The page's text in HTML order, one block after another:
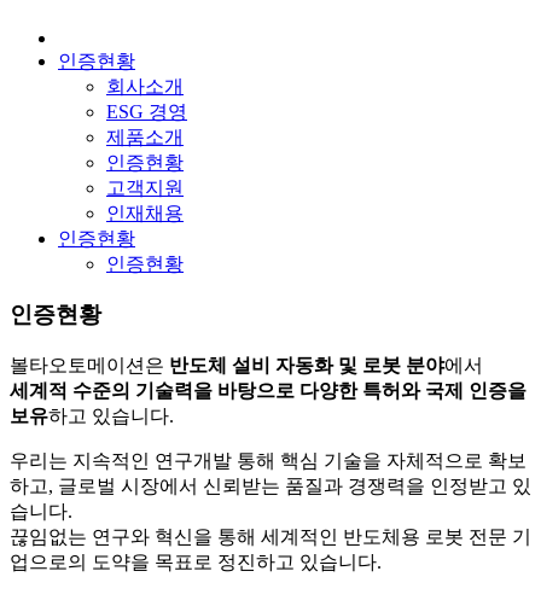
인증현황
회사소개
ESG 경영
제품소개
인증현황
고객지원
인재채용
인증현황
인증현황
인증현황
볼타오토메이션은 반도체 설비 자동화 및 로봇 분야에서
세계적 수준의 기술력을 바탕으로 다양한 특허와 국제 인증을
보유하고 있습니다.
우리는 지속적인 연구개발 통해 핵심 기술을 자체적으로 확보
하고, 글로벌 시장에서 신뢰받는 품질과 경쟁력을 인정받고 있
습니다.
끊임없는 연구와 혁신을 통해 세계적인 반도체용 로봇 전문 기
업으로의 도약을 목표로 정진하고 있습니다.